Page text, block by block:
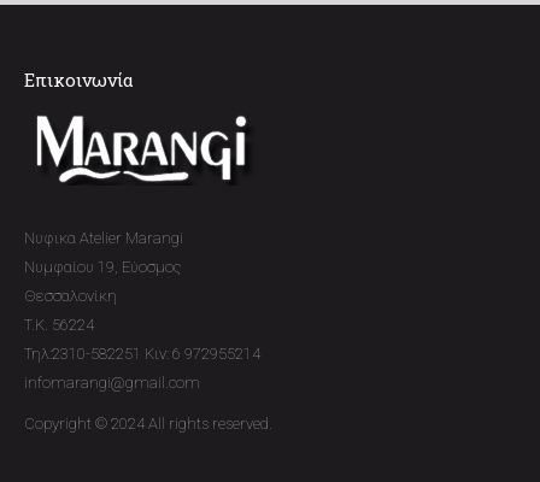
Επικοινωνία
Νυφικα Atelier Marangi
Νυμφαίου 19, Εύοσμος
Θεσσαλονίκη
T.K. 56224
Τηλ:2310-582251 Κιν: 6 972955214
infomarangi@gmail.com
Copyright © 2024 All rights reserved.